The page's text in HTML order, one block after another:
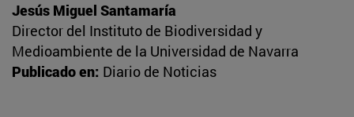
Jesús Miguel Santamaría
Director del Instituto de Biodiversidad y
Medioambiente de la Universidad de Navarra
Publicado en: Diario de Noticias